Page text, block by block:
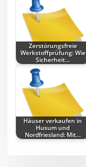
Zerstörungsfreie
Werkstoffprüfung: Wie
Sicherheit…
Häuser verkaufen in
Husum und
Nordfriesland: Mit…